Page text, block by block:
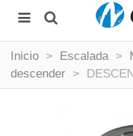
Inicio > Escalada >
descender >